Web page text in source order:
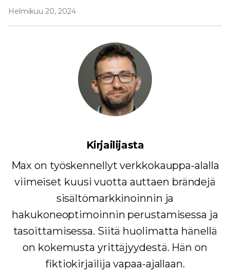
Helmikuu 20, 2024
Kirjailijasta
Max on työskennellyt verkkokauppa-alalla
viimeiset kuusi vuotta auttaen brändejä
sisältömarkkinoinnin ja
hakukoneoptimoinnin perustamisessa ja
tasoittamisessa. Siitä huolimatta hänellä
on kokemusta yrittäjyydestä. Hän on
fiktiokirjailija vapaa-ajallaan.